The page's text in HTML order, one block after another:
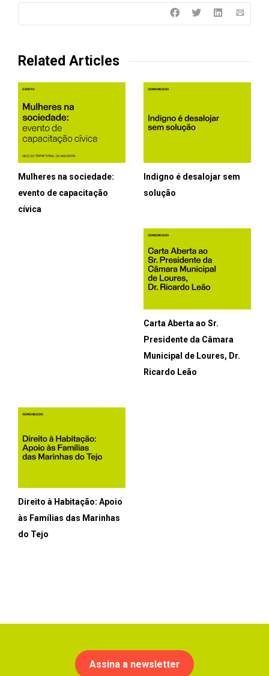
Related Articles
Mulheres na sociedade:
evento de capacitação
cívica
Indigno é desalojar sem
solução
Carta Aberta ao Sr.
Presidente da Câmara
Municipal de Loures, Dr.
Ricardo Leão
Direito à Habitação: Apoio
às Famílias das Marinhas
do Tejo
Assina a newsletter